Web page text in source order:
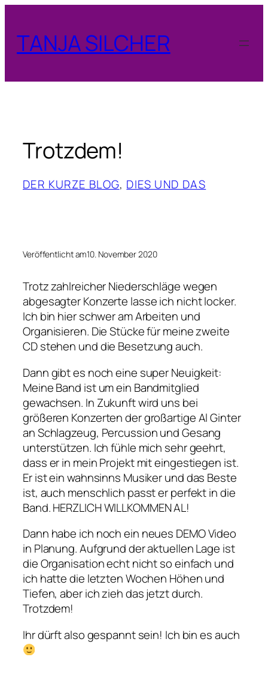
springen
TANJA SILCHER
Trotzdem!
DER KURZE BLOG, DIES UND DAS
Veröffentlicht am10. November 2020
Trotz zahlreicher Niederschläge wegen
abgesagter Konzerte lasse ich nicht locker.
Ich bin hier schwer am Arbeiten und
Organisieren. Die Stücke für meine zweite
CD stehen und die Besetzung auch.
Dann gibt es noch eine super Neuigkeit:
Meine Band ist um ein Bandmitglied
gewachsen. In Zukunft wird uns bei
größeren Konzerten der großartige Al Ginter
an Schlagzeug, Percussion und Gesang
unterstützen. Ich fühle mich sehr geehrt,
dass er in mein Projekt mit eingestiegen ist.
Er ist ein wahnsinns Musiker und das Beste
ist, auch menschlich passt er perfekt in die
Band. HERZLICH WILLKOMMEN AL!
Dann habe ich noch ein neues DEMO Video
in Planung. Aufgrund der aktuellen Lage ist
die Organisation echt nicht so einfach und
ich hatte die letzten Wochen Höhen und
Tiefen, aber ich zieh das jetzt durch.
Trotzdem!
Ihr dürft also gespannt sein! Ich bin es auch